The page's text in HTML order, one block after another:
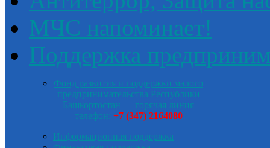
МЧС напоминает!
Поддержка
Фонд развития и поддержки малого
предпринимательства Республики
Башкортостан — горячая линия
телефон: +7 (347) 2164080
Информационная поддержка